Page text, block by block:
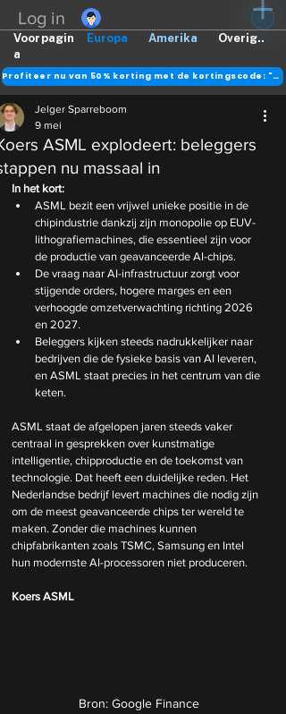
Log in
Europa Amerika Overig..
Voorpagin
a
Profiteer nu van 50% korting met de kortingscode: "DANK"
ASML explodeert: beleggers
nu massaal in
Jelger Sparreboom
9 mei
In het kort:
ASML bezit een vrijwel unieke positie in de
chipindustrie dankzij zijn monopolie op EUV-
lithografiemachines, die essentieel zijn voor
de productie van geavanceerde AI-chips.
De vraag naar AI-infrastructuur zorgt voor
stijgende orders, hogere marges en een
verhoogde omzetverwachting richting 2026
en 2027.
Beleggers kijken steeds nadrukkelijker naar
bedrijven die de fysieke basis van AI leveren,
en ASML staat precies in het centrum van die
keten.
ASML staat de afgelopen jaren steeds vaker
centraal in gesprekken over kunstmatige
intelligentie, chipproductie en de toekomst van
technologie. Dat heeft een duidelijke reden. Het
Nederlandse bedrijf levert machines die nodig zijn
om de meest geavanceerde chips ter wereld te
maken. Zonder die machines kunnen
chipfabrikanten zoals TSMC, Samsung en Intel
hun modernste AI-processoren niet produceren.
Koers ASML
Bron: Google Finance